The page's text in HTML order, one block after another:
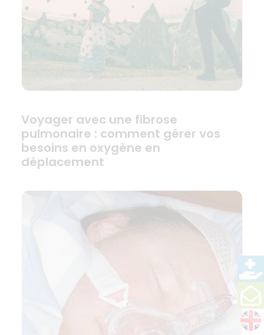
Voyager avec une fibrose
pulmonaire : comment gérer vos
besoins en oxygène en
déplacement